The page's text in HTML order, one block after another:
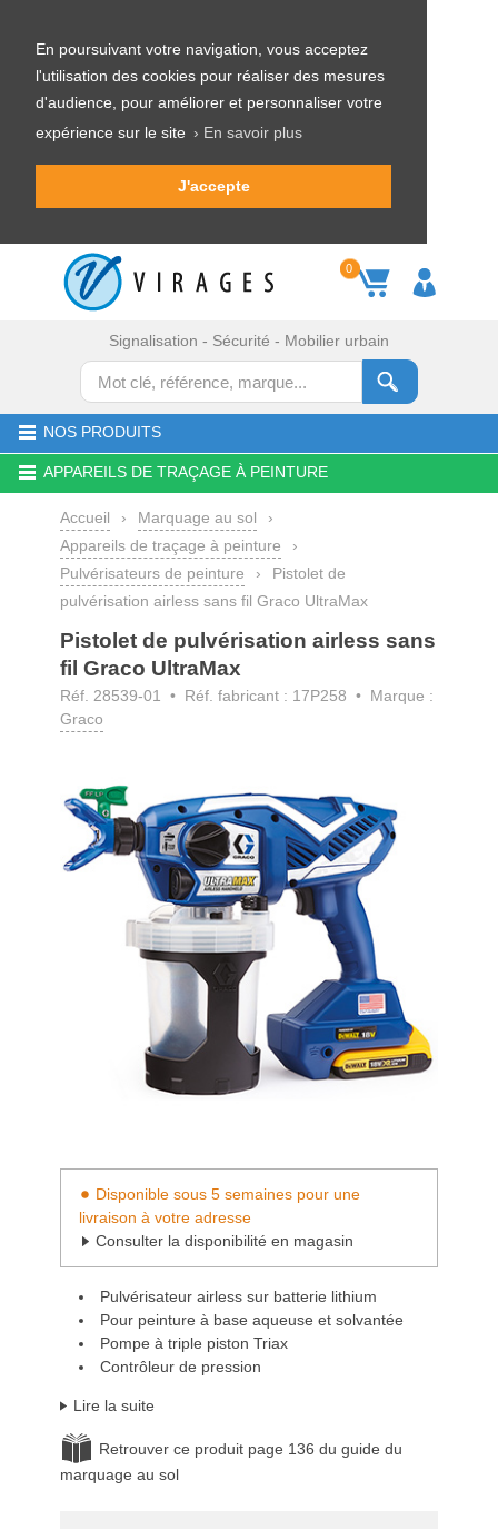
En poursuivant votre navigation, vous acceptez
l'utilisation des cookies pour réaliser des mesures
d'audience, pour améliorer et personnaliser votre
expérience sur le site › En savoir plus
J'accepte
0
Signalisation - Sécurité - Mobilier urbain
NOS PRODUITS
APPAREILS DE TRAÇAGE À PEINTURE
Accueil › Marquage au sol
›
Appareils de traçage à peinture
›
Pulvérisateurs de peinture
›
Pistolet de
pulvérisation airless sans fil Graco UltraMax
Pistolet de pulvérisation airless sans
fil Graco UltraMax
Réf. 28539-01
• Réf. fabricant : 17P258 • Marque :
Graco
Disponible sous 5 semaines pour une
livraison à votre adresse
Consulter la disponibilité en magasin
Pulvérisateur airless sur batterie lithium
Pour peinture à base aqueuse et solvantée
Pompe à triple piston Triax
Contrôleur de pression
Lire la suite
Retrouver ce produit page 136 du guide du
marquage au sol